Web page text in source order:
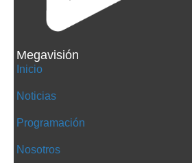
Megavisión
Inicio
Noticias
Programación
Nosotros